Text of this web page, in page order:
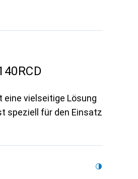
eine vielseitige Lösung
speziell für den Einsatz